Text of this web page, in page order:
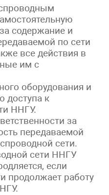
содержание и
по сети
все действия в
им с
оборудования и
доступа к
ННГУ.
за
передаваемой
сети.
сети ННГУ
если
продолжает работу